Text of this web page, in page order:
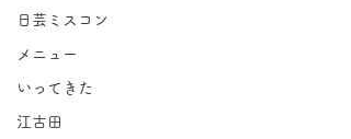
日芸ミスコン
メニュー
いってきた
江古田